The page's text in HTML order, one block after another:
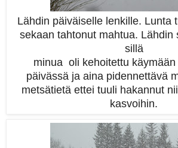
Lähdin päiväiselle lenkille. Lunta
sekaan tahtonut mahtua. Lähdin
sillä
minua oli kehoitettu käymään
päivässä ja aina pidennettävä
metsätietä ettei tuuli hakannut
kasvoihin.